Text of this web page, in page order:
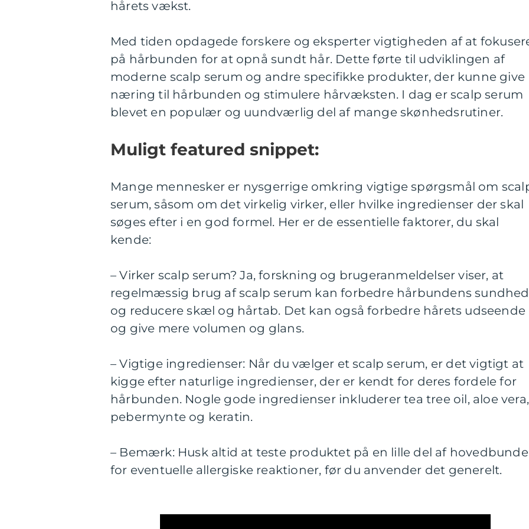
hårets vækst.
Med tiden opdagede forskere og eksperter vigtigheden af at
på hårbunden for at opnå sundt hår. Dette førte til udviklingen af
moderne scalp serum og andre specifikke produkter, der kunne give
næring til hårbunden og stimulere hårvæksten. I dag er scalp serum
blevet en populær og uundværlig del af mange skønhedsrutiner.
Muligt featured snippet:
Mange mennesker er nysgerrige omkring vigtige spørgsmål om
serum, såsom om det virkelig virker, eller hvilke ingredienser der skal
søges efter i en god formel. Her er de essentielle faktorer, du skal
kende:
– Virker scalp serum? Ja, forskning og brugeranmeldelser viser, at
regelmæssig brug af scalp serum kan forbedre hårbundens sundhed
og reducere skæl og hårtab. Det kan også forbedre hårets udseende
og give mere volumen og glans.
– Vigtige ingredienser: Når du vælger et scalp serum, er det vigtigt at
kigge efter naturlige ingredienser, der er kendt for deres fordele for
hårbunden. Nogle gode ingredienser inkluderer tea tree oil, aloe vera,
pebermynte og keratin.
– Bemærk: Husk altid at teste produktet på en lille del af
for eventuelle allergiske reaktioner, før du anvender det generelt.